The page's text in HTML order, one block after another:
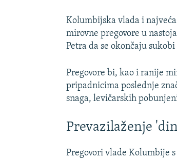
Kolumbijska vlada i
mirovne pregovore u
Petra da se okončaju
Pregovore bi, kao i ranije
pripadnicima poslednje
snaga, levičarskih
Prevazilaženje
Pregovori vlade Kolumbije